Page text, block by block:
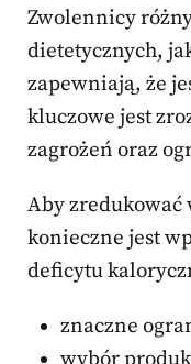
Zwolennicy
dietetycznych,
zapewniają, że
kluczowe jest
zagrożeń oraz
Aby zredukować
konieczne jest
deficytu
znaczne